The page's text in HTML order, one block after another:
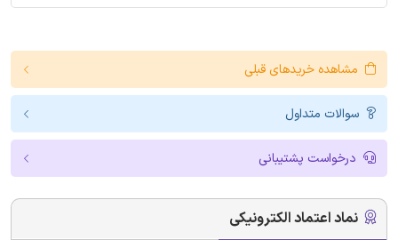
مشاهده خریدهای قبلی
سوالات متداول
درخواست پشتیبانی
نماد اعتماد الکترونیکی